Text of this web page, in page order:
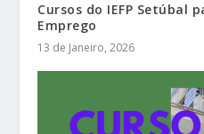
Cursos do IEFP Setúbal
Emprego
13 de Janeiro, 2026